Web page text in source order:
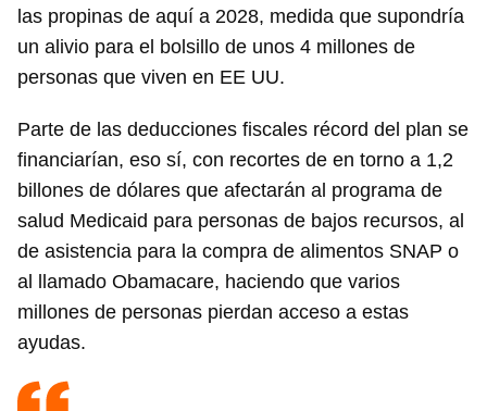
las propinas de aquí a 2028, medida que supondría
un alivio para el bolsillo de unos 4 millones de
personas que viven en EE UU.
Parte de las deducciones fiscales récord del plan se
financiarían, eso sí, con recortes de en torno a 1,2
billones de dólares que afectarán al programa de
salud Medicaid para personas de bajos recursos, al
de asistencia para la compra de alimentos SNAP o
al llamado Obamacare, haciendo que varios
millones de personas pierdan acceso a estas
ayudas.